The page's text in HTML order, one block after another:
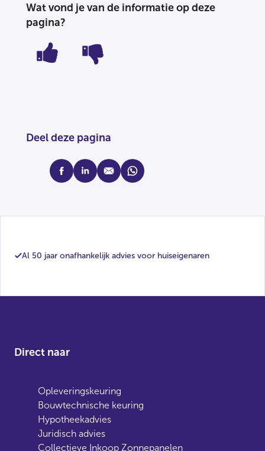
Wat vond je van de informatie op deze
pagina?
Deel deze pagina
facebooklinkedinmail whatsapp
Al 50 jaar onafhankelijk advies voor huiseigenaren
Direct naar
Opleveringskeuring
Bouwtechnische keuring
Hypotheekadvies
Juridisch advies
Collectieve Inkoop Zonnepanelen